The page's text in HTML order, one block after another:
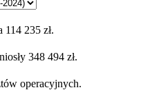
235 zł.
348 494 zł.
operacyjnych.